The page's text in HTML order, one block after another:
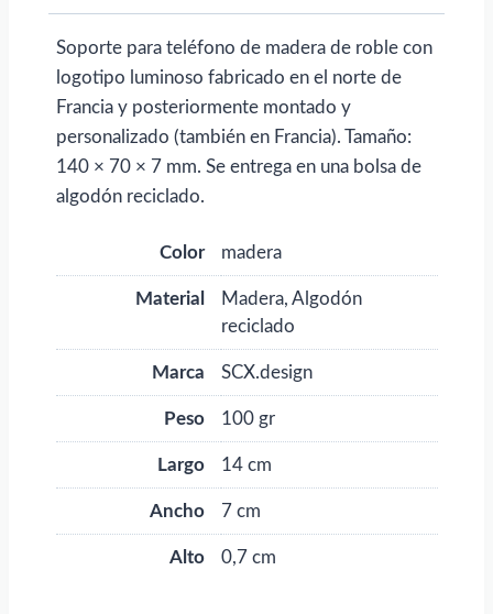
Soporte para teléfono de madera de roble con
logotipo luminoso fabricado en el norte de
Francia y posteriormente montado y
personalizado (también en Francia). Tamaño:
140 × 70 × 7 mm. Se entrega en una bolsa de
algodón reciclado.
Color madera
Material
Madera, Algodón
reciclado
Marca SCX.design
Peso 100 gr
Largo 14 cm
Ancho 7 cm
Alto 0,7 cm